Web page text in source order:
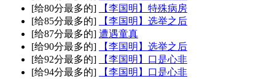
[给80分最多的]
【李国明】特殊病房
[给85分最多的]
【李国明】选举之后
[给87分最多的] 遭遇童真
[给90分最多的]
【李国明】选举之后
[给92分最多的]
【李国明】口是心非
[给94分最多的]
【李国明】口是心非